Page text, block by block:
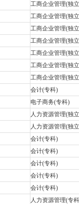
工商企业管理(独
工商企业管理(独
工商企业管理(独
工商企业管理(独
工商企业管理(独
工商企业管理(独
工商企业管理(独
会计(专科)
电子商务(专科)
人力资源管理(独
人力资源管理(独
会计(专科)
会计(专科)
会计(专科)
会计(专科)
会计(专科)
人力资源管理(专科